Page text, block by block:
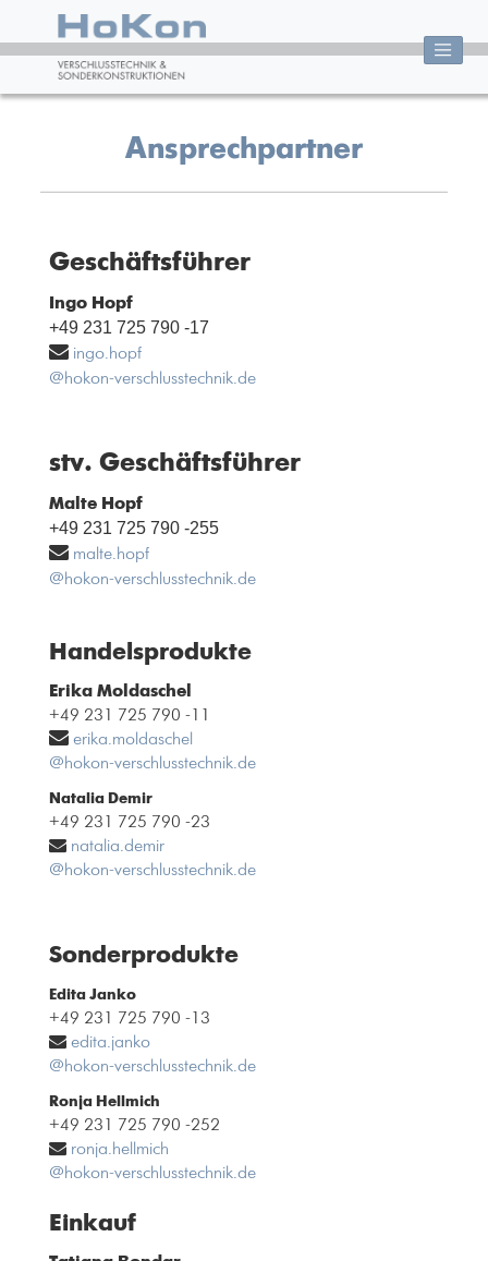
Ansprechpartner
Geschäftsführer
Ingo Hopf
+49 231 725 790 -17
ingo.hopf
@hokon-verschlusstechnik.de
stv. Geschäftsführer
Malte Hopf
+49 231 725 790 -255
malte.hopf
@hokon-verschlusstechnik.de
Handelsprodukte
Erika Moldaschel
+49 231 725 790 -11
erika.moldaschel
@hokon-verschlusstechnik.de
Natalia Demir
+49 231 725 790 -23
natalia.demir
@hokon-verschlusstechnik.de
Sonderprodukte
Edita Janko
+49 231 725 790 -13
edita.janko
@hokon-verschlusstechnik.de
Ronja Hellmich
+49 231 725 790 -252
ronja.hellmich
@hokon-verschlusstechnik.de
Einkauf